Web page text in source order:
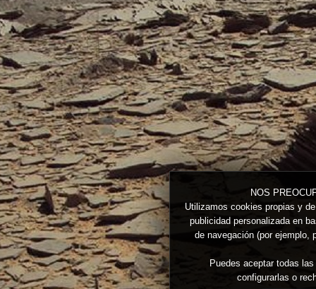
NOS
Utilizamos cookies propias y
publicidad personalizada en
de navegación (por
Puedes aceptar todas
configurarlas o